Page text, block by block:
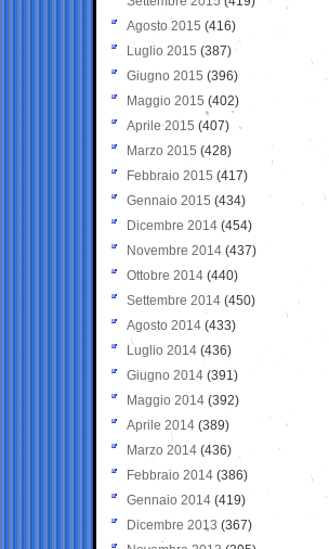
Agosto 2015 (416)
Luglio 2015 (387)
Giugno 2015 (396)
Maggio 2015 (402)
Aprile 2015 (407)
Marzo 2015 (428)
Febbraio 2015 (417)
Gennaio 2015 (434)
Dicembre 2014 (454)
Novembre 2014 (437)
Ottobre 2014 (440)
Settembre 2014 (450)
Agosto 2014 (433)
Luglio 2014 (436)
Giugno 2014 (391)
Maggio 2014 (392)
Aprile 2014 (389)
Marzo 2014 (436)
Febbraio 2014 (386)
Gennaio 2014 (419)
Dicembre 2013 (367)